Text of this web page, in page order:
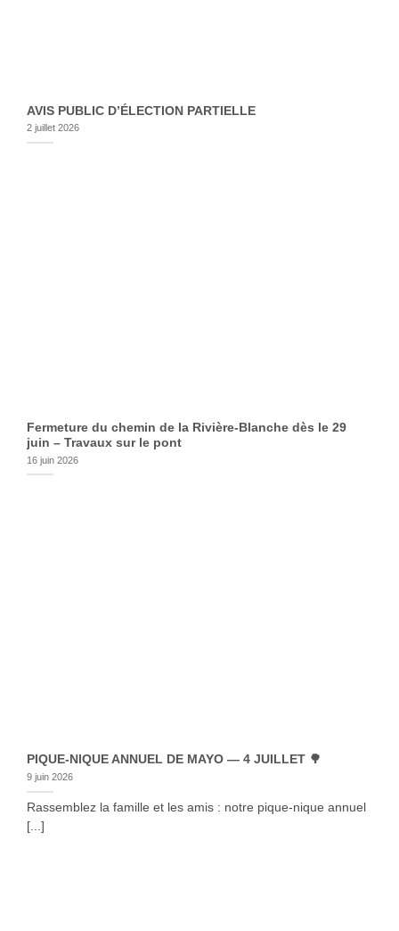
AVIS PUBLIC D’ÉLECTION PARTIELLE
2 juillet 2026
Fermeture du chemin de la Rivière-Blanche dès le 29
juin – Travaux sur le pont
16 juin 2026
PIQUE-NIQUE ANNUEL DE MAYO — 4 JUILLET 🌳
9 juin 2026
Rassemblez la famille et les amis : notre pique-nique annuel
[...]